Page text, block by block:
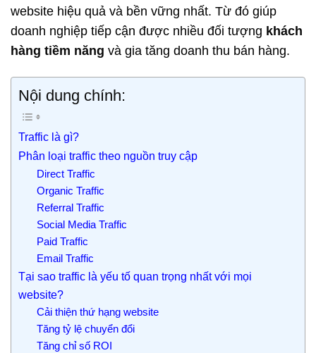
website hiệu quả và bền vững nhất. Từ đó giúp
doanh nghiệp tiếp cận được nhiều đối tượng khách
hàng tiềm năng và gia tăng doanh thu bán hàng.
Nội dung chính:
Traffic là gì?
Phân loại traffic theo nguồn truy cập
Direct Traffic
Organic Traffic
Referral Traffic
Social Media Traffic
Paid Traffic
Email Traffic
Tại sao traffic là yếu tố quan trọng nhất với mọi
website?
Cải thiện thứ hạng website
Tăng tỷ lệ chuyển đổi
Tăng chỉ số ROI